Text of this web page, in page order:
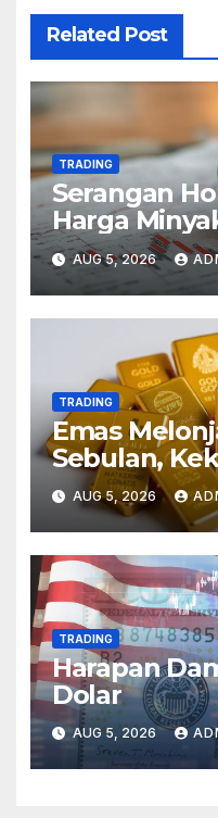
Related Post
TRADING
Serangan
Harga
AUG 5, 2026
TRADING
Emas
Sebulan,
Mereda
AUG 5, 2026
TRADING
Harapan
Dolar
AUG 5, 2026